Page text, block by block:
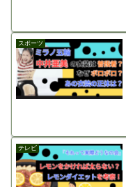
スポーツ
テレビ